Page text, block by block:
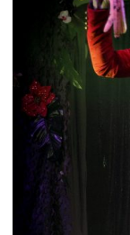
YHTEYSTIEDOT